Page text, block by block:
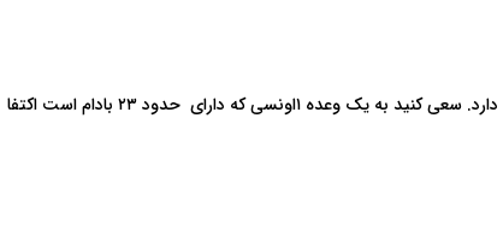
چند عدد بادام می تواند برای مدت زیادی شما را سیر نگه دارد. سعی کنید به یک وعده ۱اونسی که دارای حدود ۲۳ بادام است اکتفا